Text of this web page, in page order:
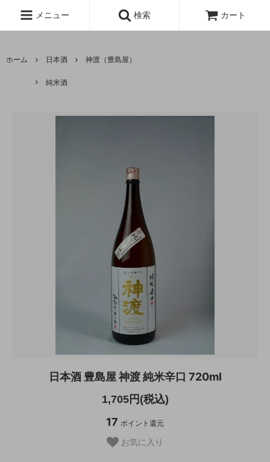
メニュー 検索 カート
ホーム 日本酒 神渡（豊島屋）
純米酒
日本酒 豊島屋 神渡 純米辛口 720ml
1,705円(税込)
17 ポイント還元
お気に入り